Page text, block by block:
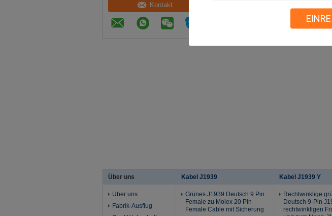
Kontakt
Über uns
Über uns
Fabrik-Ausflug
Kabel J1939
Grünes J1939 Deutsch 9 Pin
Female zu Molex 20 Pin
Female Cable mit Sicherung
Kabel J1939 Y
Rechtwinklige
Deutsch 9-Pin
rechtwinkligen